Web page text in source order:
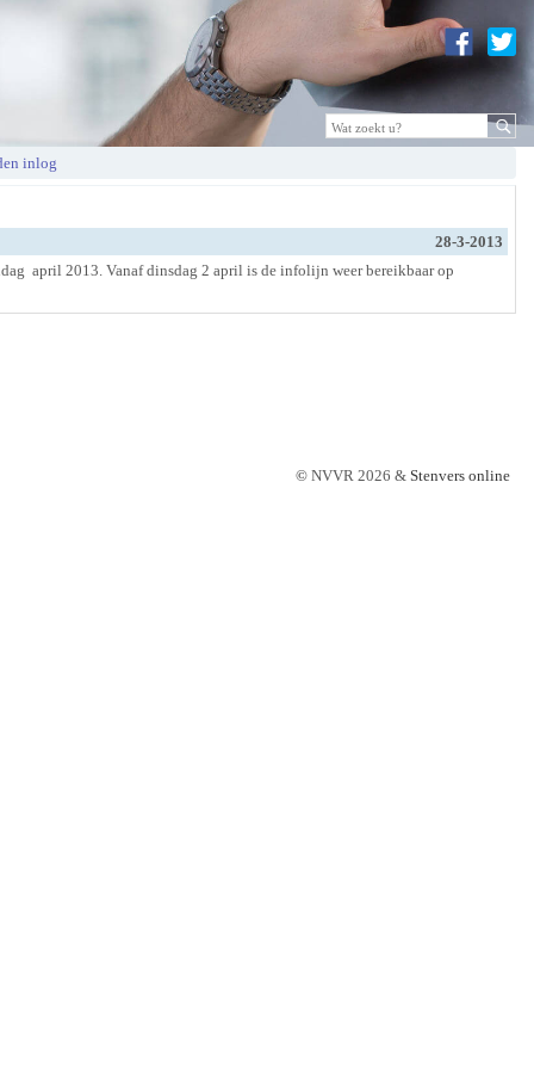
inlog
28-3-2013
april 2013. Vanaf dinsdag 2 april is de infolijn weer bereikbaar op
© NVVR 2026 & Stenvers online